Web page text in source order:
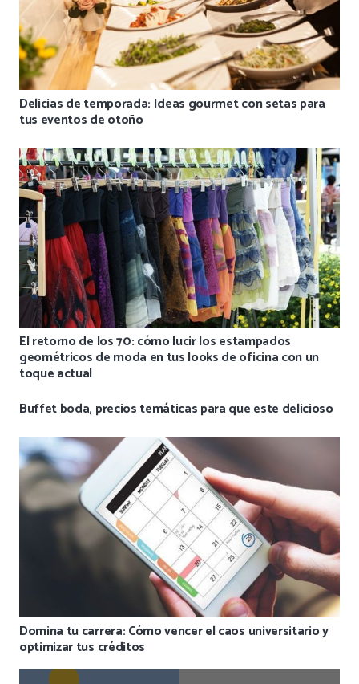
Delicias de temporada: Ideas gourmet con setas para
tus eventos de otoño
El retorno de los 70: cómo lucir los estampados
geométricos de moda en tus looks de oficina con un
toque actual
Buffet boda, precios temáticas para que este delicioso
Domina tu carrera: Cómo vencer el caos universitario y
optimizar tus créditos